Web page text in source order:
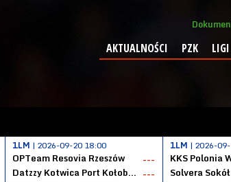
AKTUALNOŚCI PZK
1LM | 2026-09-20 18:00
OPTeam Resovia Rzeszów
---
Datzzy Kotwica Port Kołobrzeg ---
1LM | 2026-
KKS Polonia
Solvera